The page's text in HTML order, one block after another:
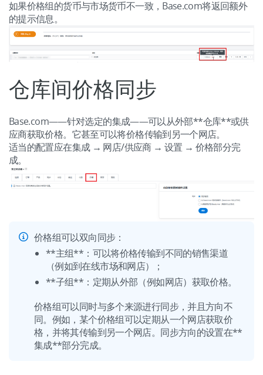
如果价格组的货币与市场货币不一致，Base.com将返回额外
的提示信息。
仓库间价格同步
Base.com——针对选定的集成——可以从外部**仓库**或供
应商获取价格。它甚至可以将价格传输到另一个网店。
适当的配置应在集成 → 网店/供应商 → 设置 → 价格部分完
成。
价格组可以双向同步：
**主组**：可以将价格传输到不同的销售渠道
（例如到在线市场和网店）；
**子组**：定期从外部（例如网店）获取价格。
价格组可以同时与多个来源进行同步，并且方向不
同。例如，某个价格组可以定期从一个网店获取价
格，并将其传输到另一个网店。同步方向的设置在**
集成**部分完成。